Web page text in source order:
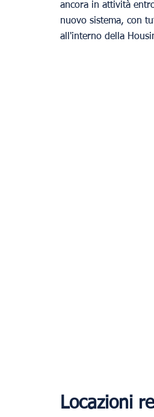
ancora in attività
nuovo sistema, con
all'interno della
Locazioni